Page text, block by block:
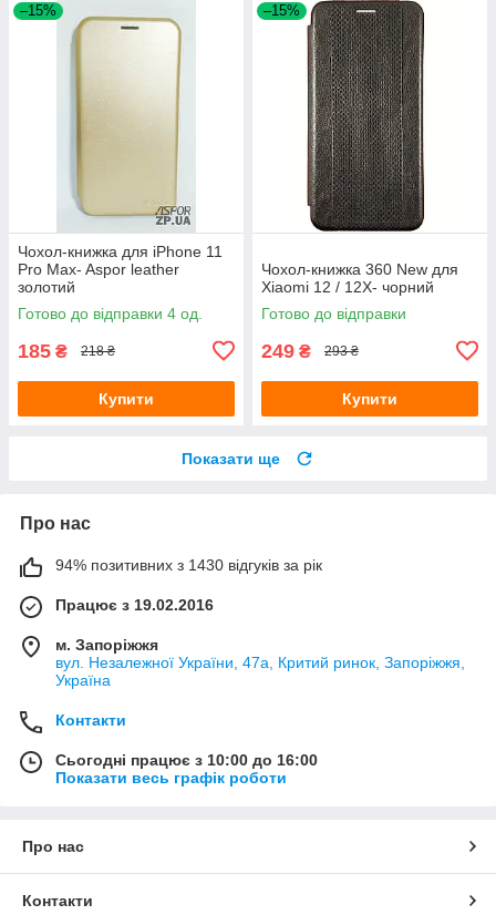
–15%
Чохол-книжка для iPhone 11
Pro Max- Aspor leather
золотий
Готово до відправки 4 од.
185 ₴ 218 ₴
Купити
–15%
Чохол-книжка 360 New для
Xiaomi 12 / 12X- чорний
Готово до відправки
249 ₴ 293 ₴
Купити
Показати ще
Про нас
94% позитивних з 1430 відгуків за рік
Працює з 19.02.2016
м. Запоріжжя
вул. Незалежної України, 47а, Критий ринок, Запоріжжя,
Україна
Контакти
Сьогодні працює з 10:00 до 16:00
Показати весь графік роботи
Про нас
Контакти